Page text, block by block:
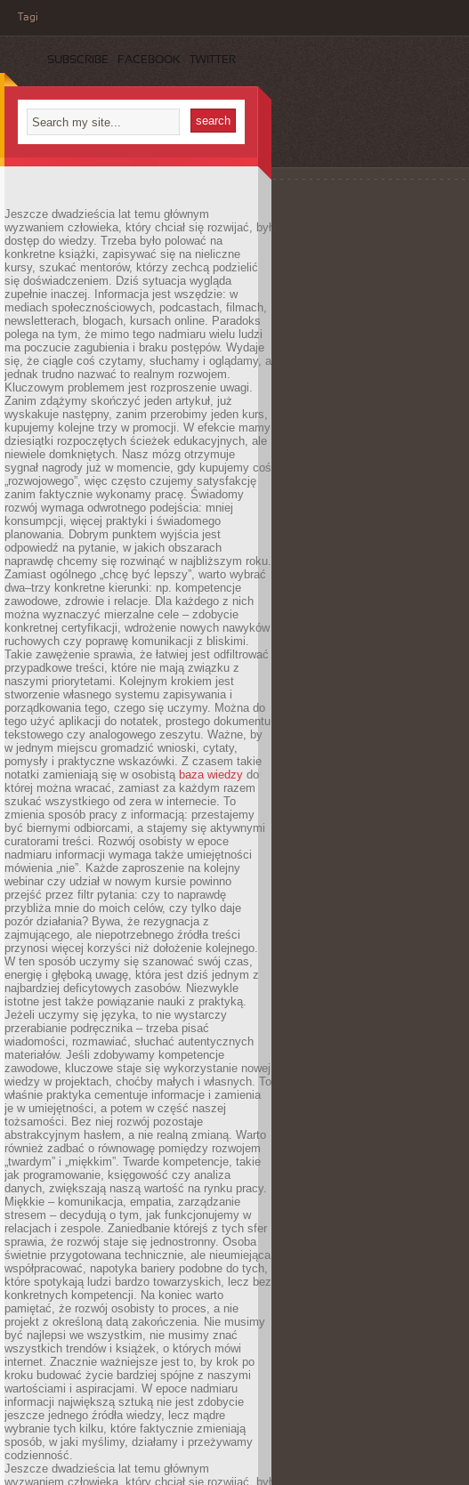
Tagi
SUBSCRIBE FACEBOOK TWITTER
Jeszcze dwadzieścia lat temu głównym
wyzwaniem człowieka, który chciał się rozwijać, był
dostęp do wiedzy. Trzeba było polować na
konkretne książki, zapisywać się na nieliczne
kursy, szukać mentorów, którzy zechcą podzielić
się doświadczeniem. Dziś sytuacja wygląda
zupełnie inaczej. Informacja jest wszędzie: w
mediach społecznościowych, podcastach, filmach,
newsletterach, blogach, kursach online. Paradoks
polega na tym, że mimo tego nadmiaru wielu ludzi
ma poczucie zagubienia i braku postępów. Wydaje
się, że ciągle coś czytamy, słuchamy i oglądamy, a
jednak trudno nazwać to realnym rozwojem.
Kluczowym problemem jest rozproszenie uwagi.
Zanim zdążymy skończyć jeden artykuł, już
wyskakuje następny, zanim przerobimy jeden kurs,
kupujemy kolejne trzy w promocji. W efekcie mamy
dziesiątki rozpoczętych ścieżek edukacyjnych, ale
niewiele domkniętych. Nasz mózg otrzymuje
sygnał nagrody już w momencie, gdy kupujemy coś
„rozwojowego”, więc często czujemy satysfakcję
zanim faktycznie wykonamy pracę. Świadomy
rozwój wymaga odwrotnego podejścia: mniej
konsumpcji, więcej praktyki i świadomego
planowania. Dobrym punktem wyjścia jest
odpowiedź na pytanie, w jakich obszarach
naprawdę chcemy się rozwinąć w najbliższym roku.
Zamiast ogólnego „chcę być lepszy”, warto wybrać
dwa–trzy konkretne kierunki: np. kompetencje
zawodowe, zdrowie i relacje. Dla każdego z nich
można wyznaczyć mierzalne cele – zdobycie
konkretnej certyfikacji, wdrożenie nowych nawyków
ruchowych czy poprawę komunikacji z bliskimi.
Takie zawężenie sprawia, że łatwiej jest odfiltrować
przypadkowe treści, które nie mają związku z
naszymi priorytetami. Kolejnym krokiem jest
stworzenie własnego systemu zapisywania i
porządkowania tego, czego się uczymy. Można do
tego użyć aplikacji do notatek, prostego dokumentu
tekstowego czy analogowego zeszytu. Ważne, by
w jednym miejscu gromadzić wnioski, cytaty,
pomysły i praktyczne wskazówki. Z czasem takie
notatki zamieniają się w osobistą baza wiedzy do
której można wracać, zamiast za każdym razem
szukać wszystkiego od zera w internecie. To
zmienia sposób pracy z informacją: przestajemy
być biernymi odbiorcami, a stajemy się aktywnymi
curatorami treści. Rozwój osobisty w epoce
nadmiaru informacji wymaga także umiejętności
mówienia „nie”. Każde zaproszenie na kolejny
webinar czy udział w nowym kursie powinno
przejść przez filtr pytania: czy to naprawdę
przybliża mnie do moich celów, czy tylko daje
pozór działania? Bywa, że rezygnacja z
zajmującego, ale niepotrzebnego źródła treści
przynosi więcej korzyści niż dołożenie kolejnego.
W ten sposób uczymy się szanować swój czas,
energię i głęboką uwagę, która jest dziś jednym z
najbardziej deficytowych zasobów. Niezwykle
istotne jest także powiązanie nauki z praktyką.
Jeżeli uczymy się języka, to nie wystarczy
przerabianie podręcznika – trzeba pisać
wiadomości, rozmawiać, słuchać autentycznych
materiałów. Jeśli zdobywamy kompetencje
zawodowe, kluczowe staje się wykorzystanie nowej
wiedzy w projektach, choćby małych i własnych. To
właśnie praktyka cementuje informacje i zamienia
je w umiejętności, a potem w część naszej
tożsamości. Bez niej rozwój pozostaje
abstrakcyjnym hasłem, a nie realną zmianą. Warto
również zadbać o równowagę pomiędzy rozwojem
„twardym” i „miękkim”. Twarde kompetencje, takie
jak programowanie, księgowość czy analiza
danych, zwiększają naszą wartość na rynku pracy.
Miękkie – komunikacja, empatia, zarządzanie
stresem – decydują o tym, jak funkcjonujemy w
relacjach i zespole. Zaniedbanie którejś z tych sfer
sprawia, że rozwój staje się jednostronny. Osoba
świetnie przygotowana technicznie, ale nieumiejąca
współpracować, napotyka bariery podobne do tych,
które spotykają ludzi bardzo towarzyskich, lecz bez
konkretnych kompetencji. Na koniec warto
pamiętać, że rozwój osobisty to proces, a nie
projekt z określoną datą zakończenia. Nie musimy
być najlepsi we wszystkim, nie musimy znać
wszystkich trendów i książek, o których mówi
internet. Znacznie ważniejsze jest to, by krok po
kroku budować życie bardziej spójne z naszymi
wartościami i aspiracjami. W epoce nadmiaru
informacji największą sztuką nie jest zdobycie
jeszcze jednego źródła wiedzy, lecz mądre
wybranie tych kilku, które faktycznie zmieniają
sposób, w jaki myślimy, działamy i przeżywamy
codzienność.
Jeszcze dwadzieścia lat temu głównym
wyzwaniem człowieka, który chciał się rozwijać, był